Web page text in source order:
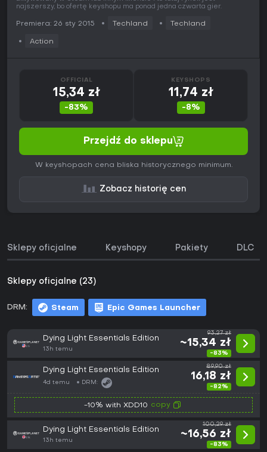
najszerszy, bo ofertę keyshopu ma ponad jedna czwarta gier.
Premiera: 26 sty 2015 Techland Techland
Action
OFFICIAL
15,34 zł
-83%
KEYSHOPS
11,74 zł
-8%
Przejdź do sklepu
W keyshopach cena bliska historycznego minimum.
Zobacz historię cen
Sklepy oficjalne Keyshopy Pakiety DLC
Sklepy oficjalne (23)
DRM: Steam Epic Games Launcher
Dying Light Essentials Edition
13h temu
93,27 zł
~15,34 zł
-83%
Dying Light Essentials Edition
4d temu DRM:
89,90 zł
16,18 zł
-82%
-10% with XDD10 copy
Dying Light Essentials Edition
13h temu
100,29 zł
~16,56 zł
-83%